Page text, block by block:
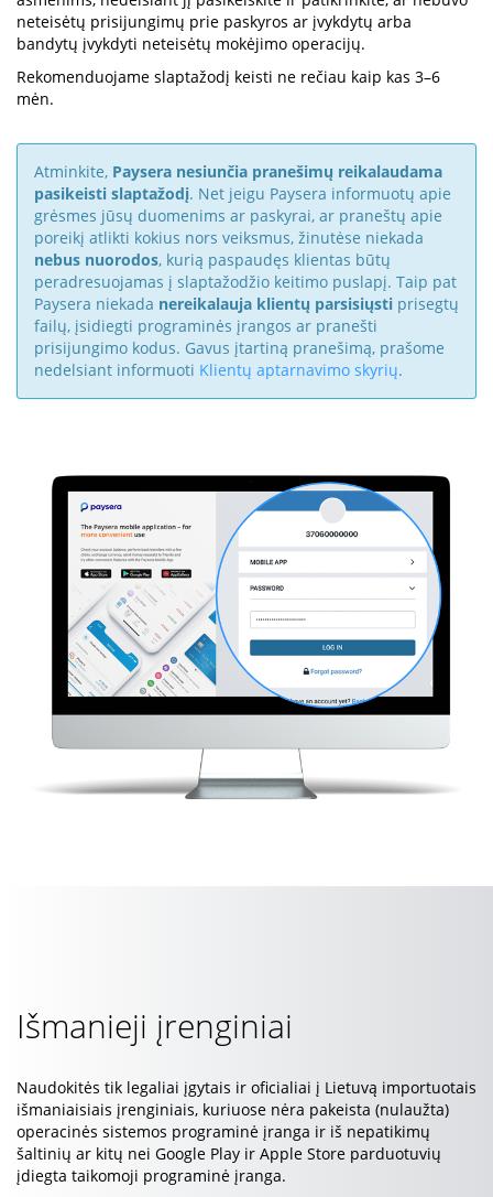
neteisėtų prisijungimų prie paskyros ar įvykdytų arba
bandytų įvykdyti neteisėtų mokėjimo operacijų.
Rekomenduojame slaptažodį keisti ne rečiau kaip kas 3–6
mėn.
Atminkite, Paysera nesiunčia pranešimų reikalaudama
pasikeisti slaptažodį. Net jeigu Paysera informuotų apie
grėsmes jūsų duomenims ar paskyrai, ar praneštų apie
poreikį atlikti kokius nors veiksmus, žinutėse niekada
nebus nuorodos, kurią paspaudęs klientas būtų
peradresuojamas į slaptažodžio keitimo puslapį. Taip pat
Paysera niekada nereikalauja klientų parsisiųsti prisegtų
failų, įsidiegti programinės įrangos ar pranešti
prisijungimo kodus. Gavus įtartiną pranešimą, prašome
nedelsiant informuoti Klientų aptarnavimo skyrių.
Išmanieji įrenginiai
Naudokitės tik legaliai įgytais ir oficialiai į Lietuvą importuotais
išmaniaisiais įrenginiais, kuriuose nėra pakeista (nulaužta)
operacinės sistemos programinė įranga ir iš nepatikimų
šaltinių ar kitų nei Google Play ir Apple Store parduotuvių
įdiegta taikomoji programinė įranga.